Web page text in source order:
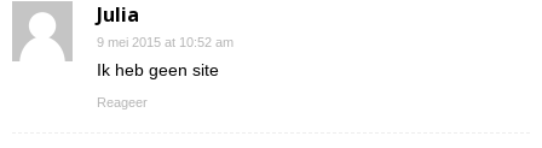
Julia
9 mei 2015 at 10:52 am
Ik heb geen site
Reageer